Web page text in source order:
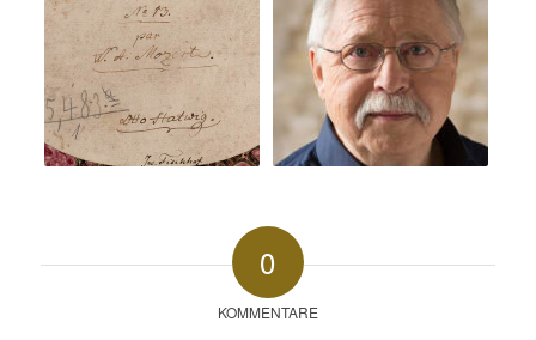
0
KOMMENTARE